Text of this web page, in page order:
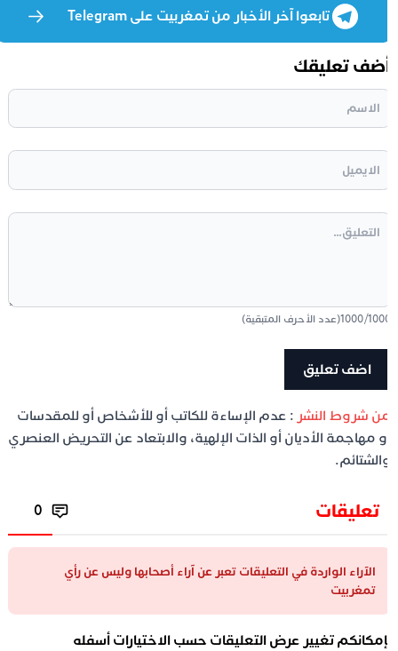
تابعوا آخر الأخبار من تمغربيت على Telegram
تعليقك
/
1000(عدد الأحرف المتبقية)
شروط النشر: عدم الإساءة للكاتب أو للأشخاص أو للمقدسات
مهاجمة الأديان أو الذات الإلهية، والابتعاد عن التحريض العنصري
تعليقات 0
الآراء الواردة في التعليقات تعبر عن آراء أصحابها وليس عن رأي
تمغربيت
تغيير عرض التعليقات حسب الاختيارات أسفله